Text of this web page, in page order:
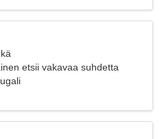
etsii vakavaa suhdetta